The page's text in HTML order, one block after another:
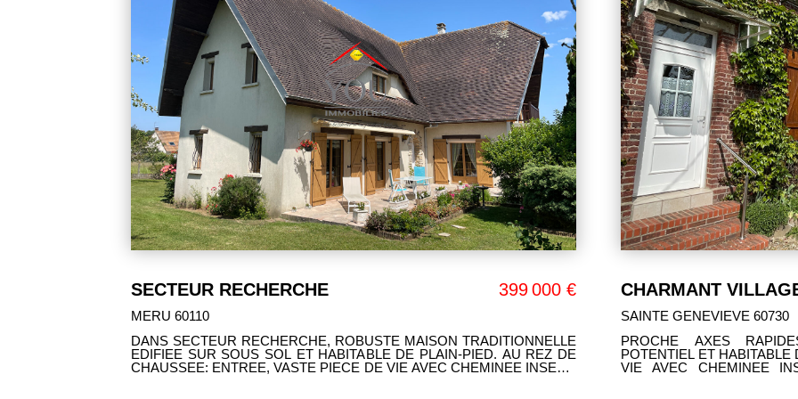
243 500 €
SAINTE GENEVIEVE 60730
PROCHE AXES RAPIDES, COQUETTE LONGERE AU FORT
POTENTIEL ET HABITABLE DE PLAIN-PIED: ENTREE, BELLE PIECE DE
VIE AVEC CHEMINEE INSERT, CUISINE INDEPENDANTE, VASTE
Maison vendu louée
ANDEVILLE 60570
ANDEVILLE.
GOÛT (vendu louée 980€
AMENAGEE ET